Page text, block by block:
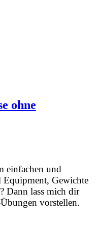
ohne
einfachen und
Gewichte
Dann lass mich dir
vorstellen.